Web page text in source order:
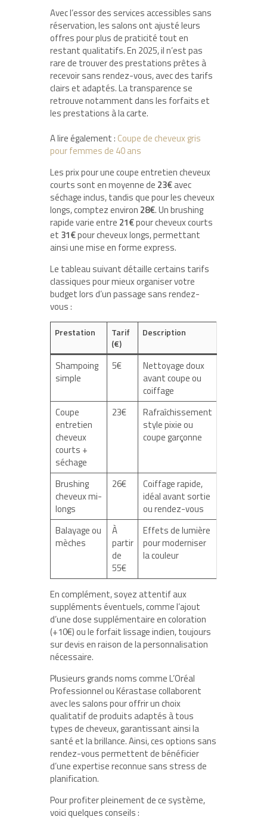
Avec l’essor des services accessibles sans
réservation, les salons ont ajusté leurs
offres pour plus de praticité tout en
restant qualitatifs. En 2025, il n’est pas
rare de trouver des prestations prêtes à
recevoir sans rendez-vous, avec des tarifs
clairs et adaptés. La transparence se
retrouve notamment dans les forfaits et
les prestations à la carte.
A lire également : Coupe de cheveux gris
pour femmes de 40 ans
Les prix pour une coupe entretien cheveux
courts sont en moyenne de 23€avec
séchage inclus, tandis que pour les cheveux
longs, comptez environ 28€. Un brushing
rapide varie entre 21€pour cheveux courts
et 31€pour cheveux longs, permettant
ainsi une mise en forme express.
Le tableau suivant détaille certains tarifs
classiques pour mieux organiser votre
budget lors d’un passage sans rendez-
vous :
Prestation
Tarif
(€)
Description
Shampoing
simple
5€
Nettoyage doux
avant coupe ou
coiffage
Coupe
entretien
cheveux
courts +
séchage
23€
Rafraîchissement
style pixie ou
coupe garçonne
Brushing
cheveux mi-
longs
26€
Coiffage rapide,
idéal avant sortie
ou rendez-vous
Balayage ou
mèches
À
partir
de
55€
Effets de lumière
pour moderniser
la couleur
En complément, soyez attentif aux
suppléments éventuels, comme l’ajout
d’une dose supplémentaire en coloration
(+10€) ou le forfait lissage indien, toujours
sur devis en raison de la personnalisation
nécessaire.
Plusieurs grands noms comme L’Oréal
Professionnel ou Kérastase collaborent
avec les salons pour offrir un choix
qualitatif de produits adaptés à tous
types de cheveux, garantissant ainsi la
santé et la brillance. Ainsi, ces options sans
rendez-vous permettent de bénéficier
d’une expertise reconnue sans stress de
planification.
Pour profiter pleinement de ce système,
voici quelques conseils :